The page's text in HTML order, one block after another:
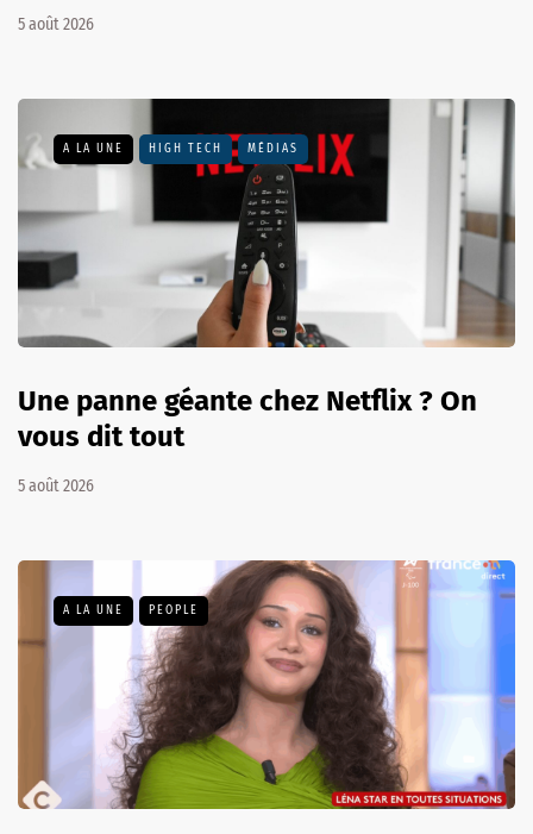
5 août 2026
A LA UNE HIGH TECH MÉDIAS
Une panne géante chez Netflix ? On
vous dit tout
5 août 2026
A LA UNE PEOPLE